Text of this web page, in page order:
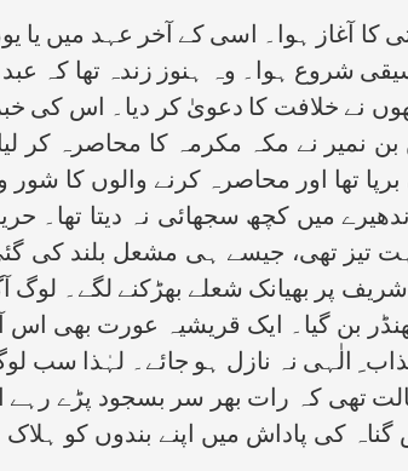
ہوا۔ اسی کے آخر عہد میں یا
شروع ہوا۔ وہ ہنوز زندہ تھا کہ عبد
نے خلافت کا دعویٰ کر دیا۔ اس کی
نمیر نے مکہ مکرمہ کا محاصرہ کر
اور محاصرہ کرنے والوں کا شور و
میں کچھ سجھائی نہ دیتا تھا۔
تیز تھی، جیسے ہی مشعل بلند کی
پر بھیانک شعلے بھڑکنے لگے۔ لوگ
بن گیا۔ ایک قریشیہ عورت بھی
الٰہی نہ نازل ہو جائے۔ لہٰذا سب
تھی کہ رات بھر سر بسجود پڑے رہے
گناہ کی پاداش میں اپنے بندوں کو